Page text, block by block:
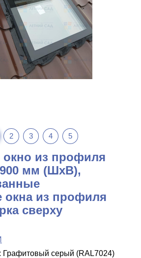
2 3 4 5
окно из профиля
мм (ШхВ),
окна из профиля
сверху
Графитовый серый (RAL7024)